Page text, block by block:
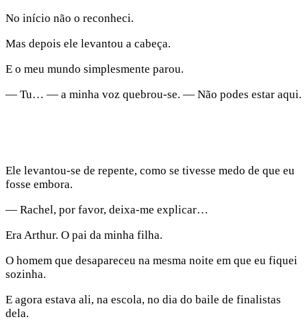
No início não o reconheci.
Mas depois ele levantou a cabeça.
E o meu mundo simplesmente parou.
— Tu… — a minha voz quebrou-se. — Não podes estar aqui.
Ele levantou-se de repente, como se tivesse medo de que eu
fosse embora.
— Rachel, por favor, deixa-me explicar…
Era Arthur. O pai da minha filha.
O homem que desapareceu na mesma noite em que eu fiquei
sozinha.
E agora estava ali, na escola, no dia do baile de finalistas
dela.